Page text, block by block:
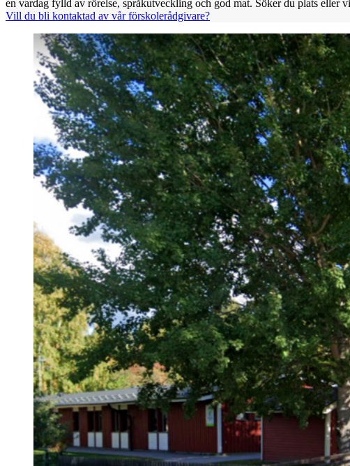
en vardag fylld av rörelse, språkutveckling och god mat. Söker du plats eller
Vill du bli kontaktad av vår förskolerådgivare?